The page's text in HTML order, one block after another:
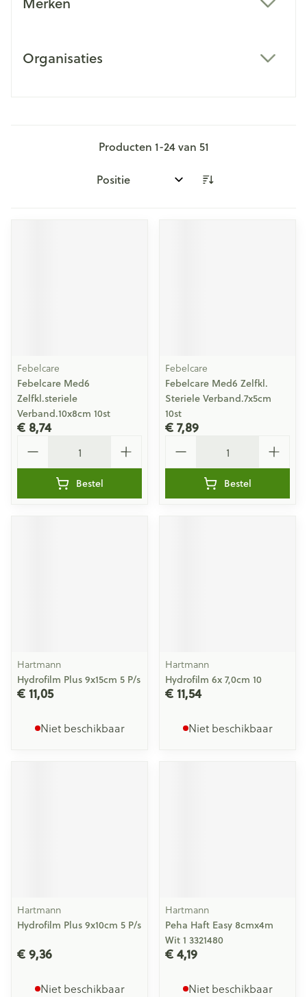
Organisaties
Producten 1-24van 51
Sorteer op:
Febelcare
Febelcare Med6
Zelfkl.steriele
Verband.10x8cm 10st
€ 8,74
Bestel
Febelcare
Febelcare Med6 Zelfkl.
Steriele Verband.7x5cm
10st
€ 7,89
Bestel
Hartmann
Hydrofilm Plus 9x15cm 5 P/s
€ 11,05
Niet beschikbaar
Hartmann
Hydrofilm 6x 7,0cm 10
€ 11,54
Niet beschikbaar
Hartmann
Hydrofilm Plus 9x10cm 5 P/s
€ 9,36
Niet beschikbaar
Hartmann
Peha Haft Easy 8cmx4m
Wit 1 3321480
€ 4,19
Niet beschikbaar